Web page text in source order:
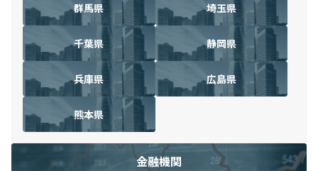
群馬県 埼玉県
千葉県 静岡県
兵庫県 広島県
熊本県
金融機関